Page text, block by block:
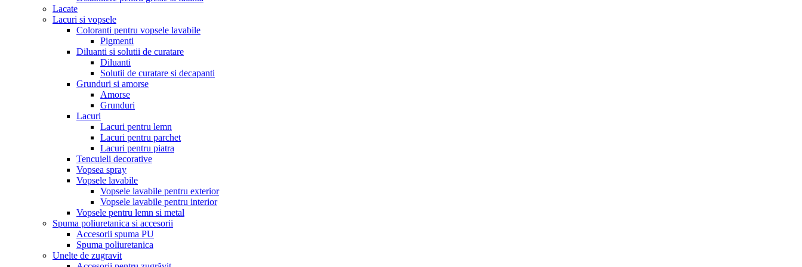
Lacate
Lacuri si vopsele
Coloranti pentru vopsele lavabile
Pigmenti
Diluanti si solutii de curatare
Diluanti
Solutii de curatare si decapanti
Grunduri si amorse
Amorse
Grunduri
Lacuri
Lacuri pentru lemn
Lacuri pentru parchet
Lacuri pentru piatra
Tencuieli decorative
Vopsea spray
Vopsele lavabile
Vopsele lavabile pentru exterior
Vopsele lavabile pentru interior
Vopsele pentru lemn si metal
Spuma poliuretanica si accesorii
Accesorii spuma PU
Spuma poliuretanica
Unelte de zugravit